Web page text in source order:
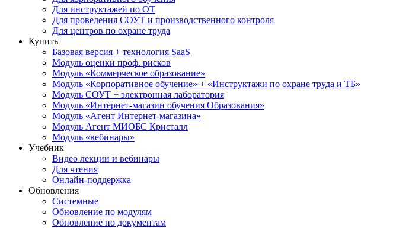
Для инструктажей по ОТ
Для проведения СОУТ и производственного контроля
Для центров по охране труда
Купить
Базовая версия + технология SaaS
Модуль оценки проф. рисков
Модуль «Коммерческое образование»
Модуль «Корпоративное обучение» + «Инструктажи по охране труда и ТБ»
Модуль СОУТ + электронная лаборатория
Модуль «Интернет-магазин обучения Образования»
Модуль «Агент Интернет-магазина»
Модуль Агент МИОБС Кристалл
Модуль «вебинары»
Учебник
Видео лекции и вебинары
Для чтения
Онлайн-поддержка
Обновления
Системные
Обновление по модулям
Обновление по документам